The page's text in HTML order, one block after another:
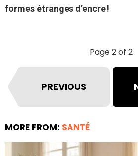
formes étranges d’encre !
Page 2 of 2
PREVIOUS
MORE FROM: SANTÉ